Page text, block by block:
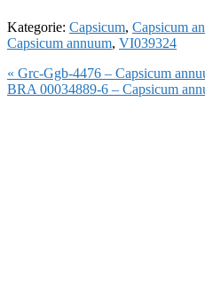
Kategorie: Capsicum, Capsicum
Capsicum annuum, VI039324
Vorheriger
Beitrag:
« Grc-Ggb-4476 – Capsicum
Nächster
BRA 00034889-6 – Capsicum